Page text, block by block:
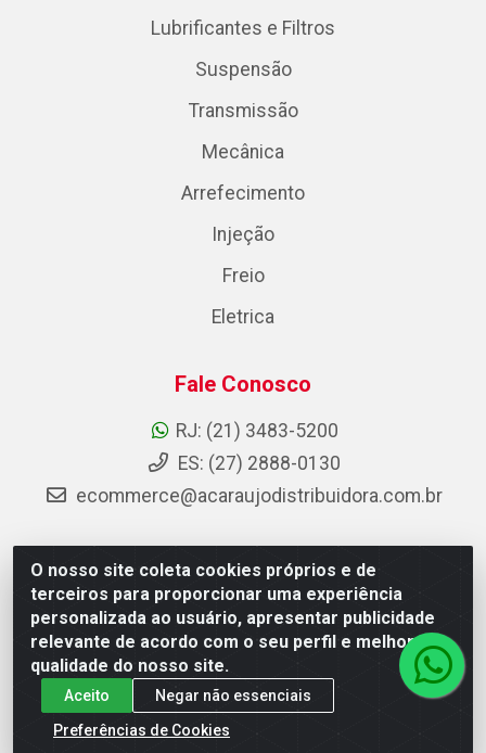
O nosso site coleta cookies próprios e de
terceiros para proporcionar uma experiência
personalizada ao usuário, apresentar publicidade
relevante de acordo com o seu perfil e melhorar a
qualidade do nosso site.
Aceito
Negar não essenciais
Preferências de Cookies
Lubrificantes e Filtros
Suspensão
Transmissão
Mecânica
Arrefecimento
Injeção
Freio
Eletrica
Fale Conosco
RJ: (21) 3483-5200
ES: (27) 2888-0130
ecommerce@acaraujodistribuidora.com.br
AC Araujo Distribuidora - Rua Carneiro de Campos, 42 -
São Cristóvão, Rio de Janeiro/RJ - CEP 20.920-410 -
CNPJ 08.744.753/0003-85